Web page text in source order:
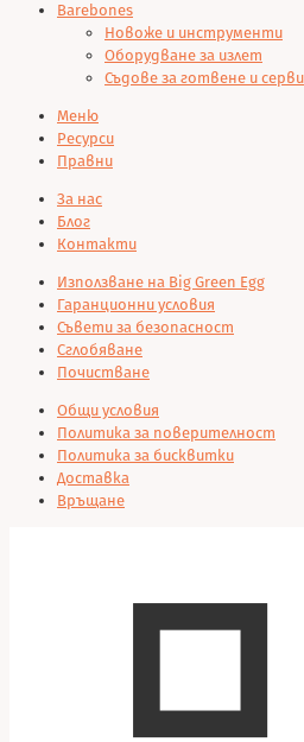
Barebones
Новоже и инструменти
Оборудване за излет
Съдове за готвене и
Меню
Ресурси
Правни
За нас
Блог
Контакти
Използване на Big Green Egg
Гаранционни условия
Съвети за безопасност
Сглобяване
Почистване
Общи условия
Политика за поверителност
Политика за бисквитки
Доставка
Връщане